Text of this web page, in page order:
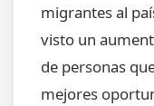
migrantes al
visto un
de personas
mejores